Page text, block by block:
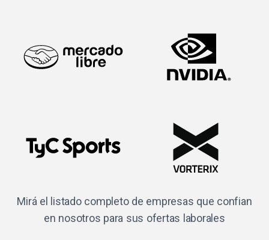
Mirá el listado completo de empresas que confian
en nosotros para sus ofertas laborales